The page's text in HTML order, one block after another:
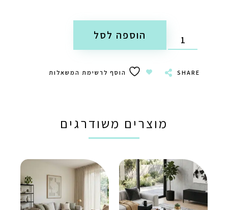
הוספה לסל
SHARE הוסף לרשימת המשאלות
מוצרים משודרגים